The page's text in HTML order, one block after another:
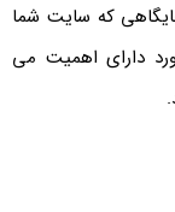
که سایت شما
دارای اهمیت می